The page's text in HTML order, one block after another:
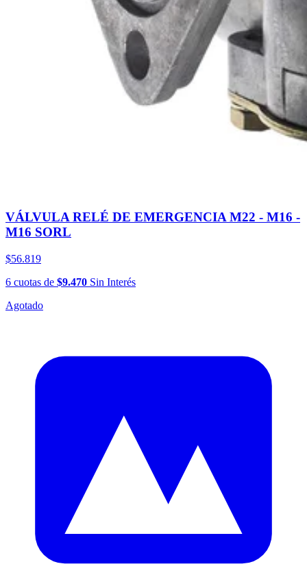
VÁLVULA RELÉ DE EMERGENCIA M22 - M16 -
M16 SORL
$56.819
6 cuotas de $9.470 Sin Interés
Agotado